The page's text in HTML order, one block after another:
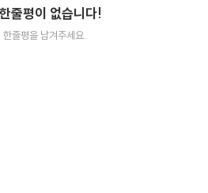
줄평이 없습니다!
한줄평을 남겨주세요.